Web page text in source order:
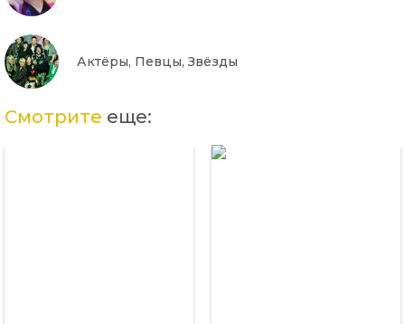
Актёры, Певцы, Звёзды
Смотрите еще: